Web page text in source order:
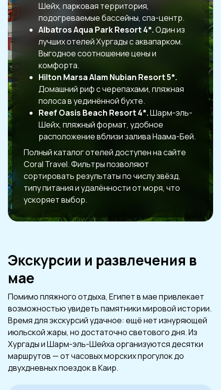
Шейх, парковая территория,
подогреваемые бассейны, спа-центр.
Albatros Aqua Park Resort 4*.Один из
лучших отелей Хургады с аквапарком.
Выгодное соотношение цены и
комфорта.
Hilton Marsa Alam Nubian Resort 5*.
Домашний риф с черепахами, пляжная
полоса в уединённой бухте.
Reef Oasis Beach Resort 4*.Шарм-эль-
Шейх, пляжный формат, удобное
расположение вблизи залива Наама-Бей.
Полный каталог отелей доступен на сайте
Coral Travel. Фильтры позволяют
сортировать результаты по числу звёзд,
типу питания и удалённости от моря, что
ускоряет выбор.
Экскурсии и развлечения в
мае
Помимо пляжного отдыха, Египет в мае привлекает
возможностью увидеть памятники мировой истории.
Время для экскурсий удачное: ещё нет изнуряющей
июльской жары, но достаточно светового дня. Из
Хургады и Шарм-эль-Шейха организуются десятки
маршрутов — от часовых морских прогулок до
двухдневных поездок в Каир.